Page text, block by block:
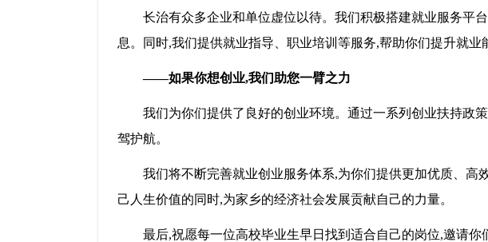
长治有众多企业和单位虚位以待。我们积极搭建就业服务平台
息。同时,我们提供就业指导、职业培训等服务,帮助你们提升就业
——如果你想创业,我们助您一臂之力
我们为你们提供了良好的创业环境。 通过一系列创业扶持政
驾护航。
我们将不断完善就业创业服务体系,为你们提供更加优质、高
己人生价值的同时,为家乡的经济社会发展贡献自己的力量。
最后,祝愿每一位高校毕业生早日找到适合自己的岗位,邀请你